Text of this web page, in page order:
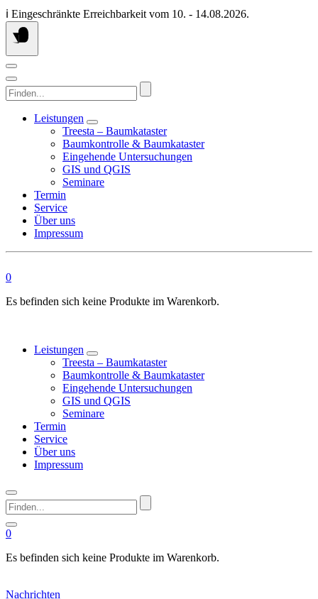
Springen
Sie
zum
ℹ️ Eingeschränkte Erreichbarkeit vom 10. - 14.08.2026.
Finden...
Leistungen
Treesta – Baumkataster
Baumkontrolle & Baumkataster
Eingehende Untersuchungen
GIS und QGIS
Seminare
Termin
Service
Über uns
Impressum
0
Es befinden sich keine Produkte im Warenkorb.
Leistungen
Treesta – Baumkataster
Baumkontrolle & Baumkataster
Eingehende Untersuchungen
GIS und QGIS
Seminare
Termin
Service
Über uns
Impressum
Finden...
0
Es befinden sich keine Produkte im Warenkorb.
Nachrichten